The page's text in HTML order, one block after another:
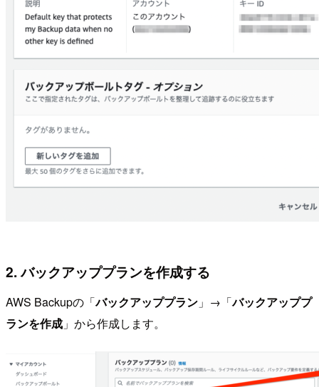
2. バックアッププランを作成する
AWS Backupの「バックアッププラン 」→「バックアッププ
ランを作成 」から作成します。